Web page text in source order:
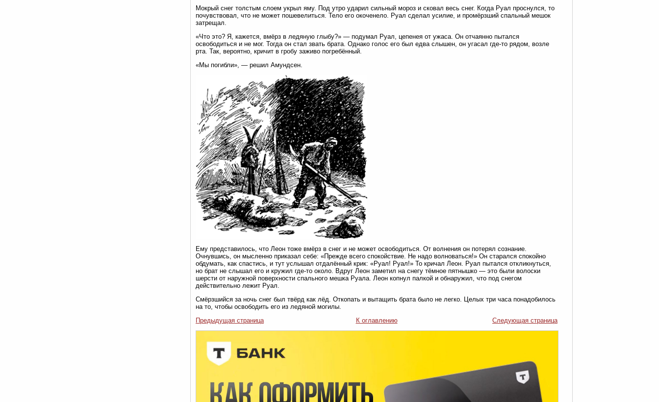
Мокрый снег толстым слоем укрыл яму. Под утро ударил сильный мороз и сковал весь снег. Когда Руал проснулся, то
почувствовал, что не может пошевелиться. Тело его окоченело. Руал сделал усилие, и промёрзший спальный мешок
затрещал.
«Что это? Я, кажется, вмёрз в ледяную глыбу?» — подумал Руал, цепенея от ужаса. Он отчаянно пытался
освободиться и не мог. Тогда он стал звать брата. Однако голос его был едва слышен, он угасал где-то рядом, возле
рта. Так, вероятно, кричит в гробу заживо погребённый.
«Мы погибли», — решил Амундсен.
Ему представилось, что Леон тоже вмёрз в снег и не может освободиться. От волнения он потерял сознание.
Очнувшись, он мысленно приказал себе: «Прежде всего спокойствие. Не надо волноваться!» Он старался спокойно
обдумать, как спастись, и тут услышал отдалённый крик: «Руал! Руал!» То кричал Леон. Руал пытался откликнуться,
но брат не слышал его и кружил где-то около. Вдруг Леон заметил на снегу тёмное пятнышко — это были волоски
шерсти от наружной поверхности спального мешка Руала. Леон копнул палкой и обнаружил, что под снегом
действительно лежит Руал.
Смёрзшийся за ночь снег был твёрд как лёд. Откопать и вытащить брата было не легко. Целых три часа понадобилось
на то, чтобы освободить его из ледяной могилы.
Предыдущая страница
К оглавлению Следующая страница